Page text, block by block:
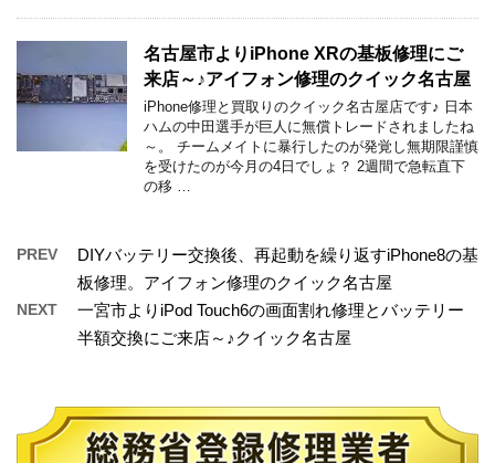
名古屋市よりiPhone XRの基板修理にご
来店～♪アイフォン修理のクイック名古屋
iPhone修理と買取りのクイック名古屋店です♪ 日本
ハムの中田選手が巨人に無償トレードされましたね
～。 チームメイトに暴行したのが発覚し無期限謹慎
を受けたのが今月の4日でしょ？ 2週間で急転直下
の移 …
PREV
DIYバッテリー交換後、再起動を繰り返すiPhone8の基
板修理。アイフォン修理のクイック名古屋
NEXT
一宮市よりiPod Touch6の画面割れ修理とバッテリー
半額交換にご来店～♪クイック名古屋